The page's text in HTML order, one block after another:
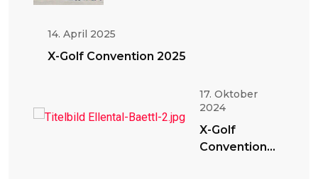
14. April 2025
X-Golf Convention 2025
17. Oktober
2024
X-Golf
Convention